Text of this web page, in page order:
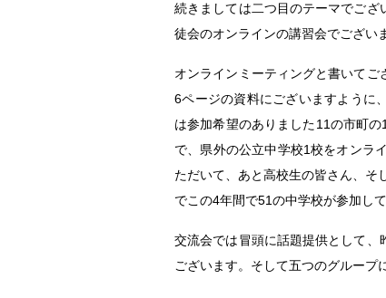
続きましては二つ目のテーマでご
徒会のオンラインの講習会でござい
オンラインミーティングと書いて
6ページの資料にございますように
は参加希望のありました11の市町
で、県外の公立中学校1校をオンラ
ただいて、あと高校生の皆さん、
でこの4年間で51の中学校が参加し
交流会では冒頭に話題提供として
ございます。そして五つのグループ